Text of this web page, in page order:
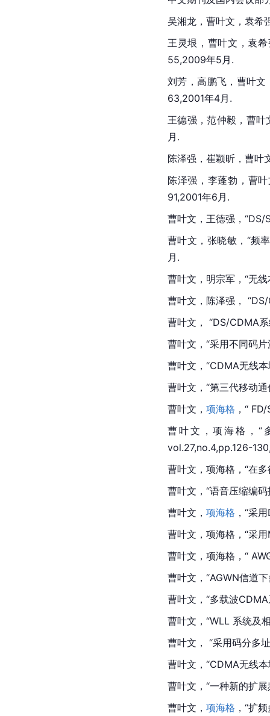
吴湘龙，曹叶文，袁希
王灵垠，曹叶文，袁
55,2009年5月.
刘芳，高鹏飞，曹叶文
63,2001年4月.
王德强，范仲毅，曹
月.
陈泽强，崔颖昕，曹叶
陈泽强，李蓬勃，曹
91,2001年6月.
曹叶文，王德强，
曹叶文，张晓敏，“频
月.
曹叶文，明宗军，“无
曹叶文，陈泽强，
曹叶文， “DS/CDMA
曹叶文，“采用不同码
曹叶文，“CDMA无线
曹叶文，“第三代移动
曹叶文， 项海格 ，“
曹叶文，项海格，“
vol.27,no.4,pp.126-
曹叶文，项海格，“在
曹叶文，“语音压缩编
曹叶文， 项海格 ，“采
曹叶文，项海格，“采
曹叶文，项海格，“
曹叶文，“AGWN信道
曹叶文，“多载波
曹叶文，“WLL 系统及
曹叶文， “采用码分多
曹叶文，“CDMA无线
曹叶文，“一种新的扩
曹叶文， 项海格 ，“扩